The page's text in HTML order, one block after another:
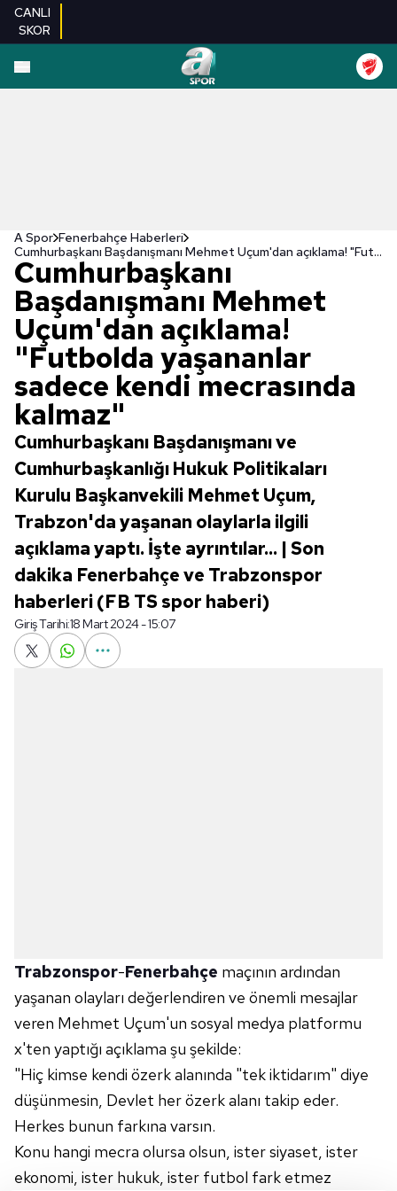
CANLI
SKOR
A Spor Fenerbahçe Haberleri
Cumhurbaşkanı Başdanışmanı Mehmet Uçum'dan açıklama! "Futbolda yaşananlar sadece kendi mecrasında kalmaz"
Cumhurbaşkanı
Başdanışmanı Mehmet
Uçum'dan açıklama!
"Futbolda yaşananlar
sadece kendi mecrasında
kalmaz"
Cumhurbaşkanı Başdanışmanı ve
Cumhurbaşkanlığı Hukuk Politikaları
Kurulu Başkanvekili Mehmet Uçum,
Trabzon'da yaşanan olaylarla ilgili
açıklama yaptı. İşte ayrıntılar... | Son
dakika Fenerbahçe ve Trabzonspor
haberleri (FB TS spor haberi)
Giriş Tarihi:18 Mart 2024 - 15:07
Trabzonspor-Fenerbahçe maçının ardından
yaşanan olayları değerlendiren ve önemli mesajlar
veren Mehmet Uçum'un sosyal medya platformu
x'ten yaptığı açıklama şu şekilde:
"Hiç kimse kendi özerk alanında "tek iktidarım" diye
düşünmesin, Devlet her özerk alanı takip eder.
Herkes bunun farkına varsın.
Konu hangi mecra olursa olsun, ister siyaset, ister
ekonomi, ister hukuk, ister futbol fark etmez